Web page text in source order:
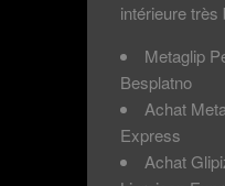
intérieure très
Metaglip
Besplatno
Achat
Express
Achat